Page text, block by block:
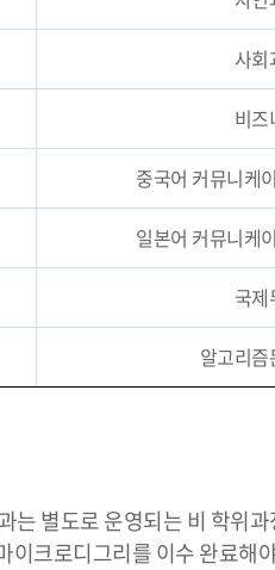
사회
비즈
중국어 커뮤니케
일본어 커뮤니케
국제
알고리
는 별도로 운영되는 비 학위
이크로디그리를 이수 완료